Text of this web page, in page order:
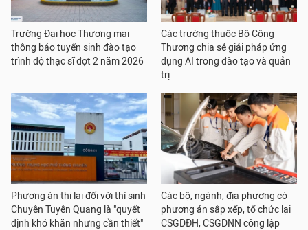
Trường Đại học Thương mại
thông báo tuyển sinh đào tạo
trình độ thạc sĩ đợt 2 năm 2026
Các trường thuộc Bộ Công
Thương chia sẻ giải pháp ứng
dụng AI trong đào tạo và quản
trị
Phương án thi lại đối với thí sinh
Chuyên Tuyên Quang là "quyết
định khó khăn nhưng cần thiết"
Các bộ, ngành, địa phương có
phương án sắp xếp, tổ chức lại
CSGDĐH, CSGDNN công lập